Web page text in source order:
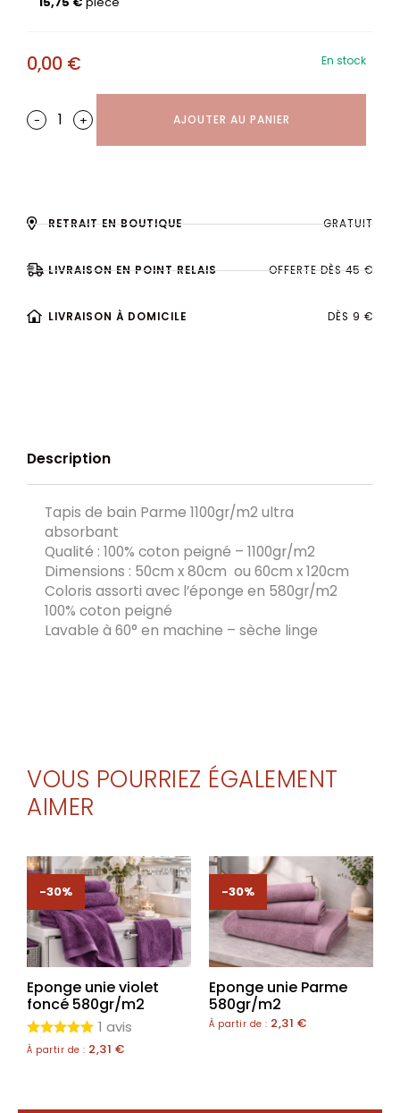
0,00 € En stock
- + AJOUTER AU PANIER
RETRAIT EN BOUTIQUE GRATUIT
LIVRAISON EN POINT RELAIS OFFERTE DÈS 45 €
LIVRAISON À DOMICILE DÈS 9 €
Description
Tapis de bain Parme 1100gr/m2 ultra
absorbant
Qualité : 100% coton peigné – 1100gr/m2
Dimensions : 50cm x 80cm ou 60cm x 120cm
Coloris assorti avec l’éponge en 580gr/m2
100% coton peigné
Lavable à 60° en machine – sèche linge
VOUS POURRIEZ ÉGALEMENT
AIMER
-30%
Eponge unie violet
foncé 580gr/m2
1 avis
À partir de : 2,31 €
-30%
Eponge unie Parme
580gr/m2
À partir de : 2,31 €